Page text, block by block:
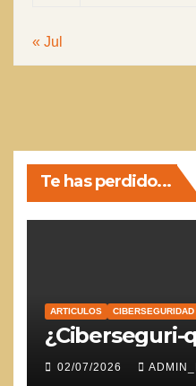
« Jul
Te has perdido...
ARTICULOS CIBERSEGURIDAD
¿Ciberseguri-
02/07/2026